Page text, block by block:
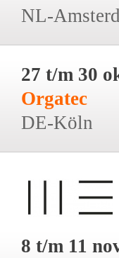
NL-
27 t/m 30
Orgatec
DE-Köln
8 t/m 11